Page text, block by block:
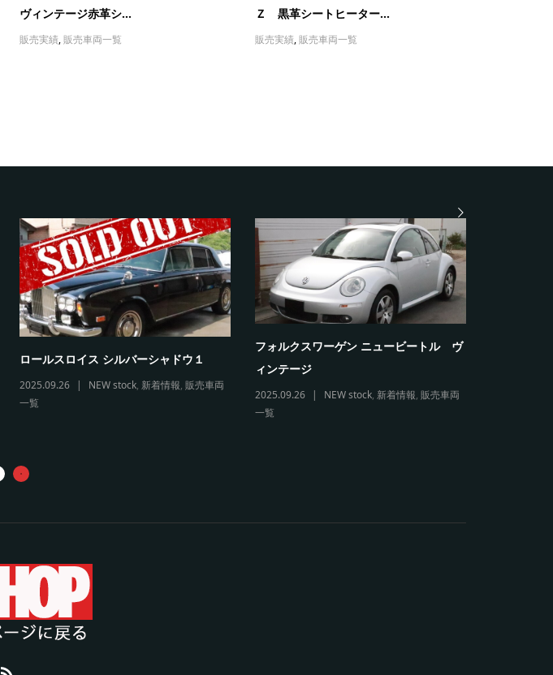
ヴィンテージ赤革シ...
販売実績,販売車両一覧
Ｚ 黒革シートヒーター...
販売実績,販売車両一覧
ロールスロイス シルバーシャドウ１
2025.09.26 NEW stock, 新着情報, 販売車両
一覧
フォルクスワーゲン ニュービートル ヴ
ィンテージ
2025.09.26 NEW stock, 新着情報, 販売車両
一覧